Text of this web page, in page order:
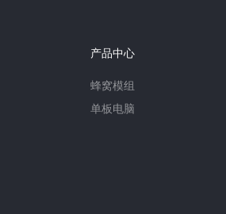
产品中心
蜂窝模组
单板电脑